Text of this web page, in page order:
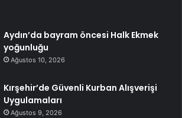
Aydın’da bayram öncesi Halk Ekmek
yoğunluğu
Ağustos 10, 2026
Kırşehir’de Güvenli Kurban Alışverişi
Uygulamaları
Ağustos 9, 2026